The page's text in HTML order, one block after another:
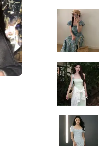
£156.00 £312.00
Miu Miu 书呆子平光镜
Maverick & Wolf